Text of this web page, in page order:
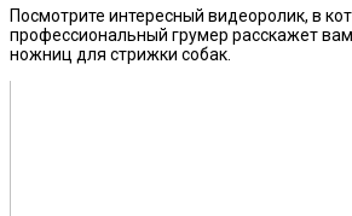
Посмотрите интересный видеоролик, в
профессиональный грумер расскажет
ножниц для стрижки собак.